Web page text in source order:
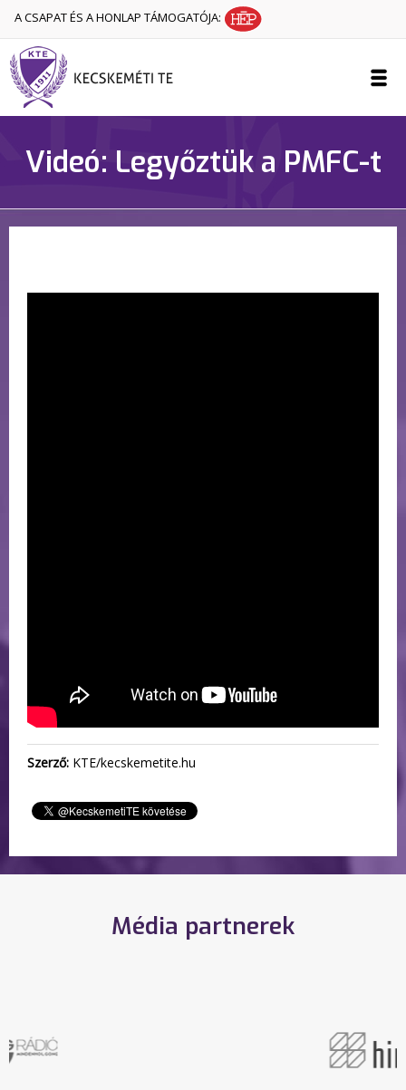
A CSAPAT ÉS A HONLAP TÁMOGATÓJA:
Videó: Legyőztük a PMFC-t
Szerző: KTE/kecskemetite.hu
Média partnerek